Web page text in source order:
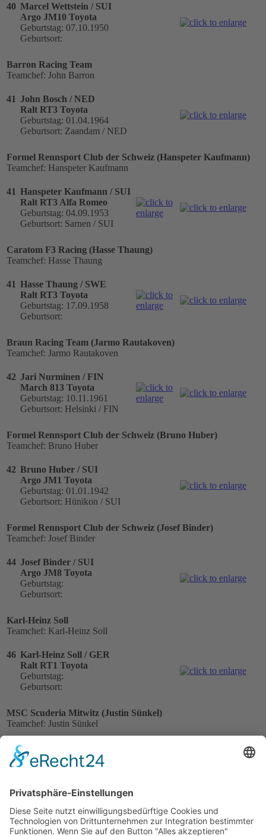
40 Marcel Wettstein / SUI
Argo JM10 Toyota
Geburtstag: 07.10.1950
Geburtsort:
Barron Racing Team
Teamchef: John Barron
41 John Bosch / NED
Ralt RT3 Toyota
Geburtstag: 01.04.1964
Geburtsort: Zaandam / NED
Formel Rennsport Club der Schweiz (Hanspeter Kaufmann)
Teamchef: Hanspeter Kaufmann
41 Hanspeter Kaufmann / SUI
Ralt RT3 Alfa Romeo
Geburtstag: 04.09.1953
Geburtsort: Sarnen / SUI
Caratom F3 Racing (Hasse Thaung)
Teamchef: Hasse Thaung
41 Hasse Thaung / SWE
Ralt RT3 Toyota
Geburtstag: 17.09.1958
Geburtsort:
Braun Racing Team (Jarmo Rautakoven)
Teamchef: Jarmo Rautakoven
42 Jari Nurminen / FIN
March 813 Toyota
Geburtstag: 10.11.1961
Geburtsort: Helsinki / FIN
Formel Rennsport Club der Schweiz (Bruno Huber)
Teamchef: Bruno Huber
42 Bruno Huber / SUI
Argo JM1 Toyota
Geburtstag: 01.01.1942
Geburtsort: Hünikon / SUI
Formel Rennsport Club der Schweiz (Josef Binder)
Teamchef: Josef Binder
44 Josef Binder / SUI
Argo JM8 Toyota
Geburtstag:
Geburtsort:
Karl-Heinz Soll
Teamchef: Karl-Heinz Soll
46 Karl-Heinz Soll / GER
Ralt RT1 Toyota
Geburtstag:
Geburtsort:
MSC Scuderia Mitwitz (Justin Sünkel)
Teamchef: Justin Sünkel
48 Justin Sünkel / GER
Argo JM10 Volkswagen
Geburtstag: 29.06.1956
Thorbjörn Carlsson
Teamchef: Thorbjörn Carlsson